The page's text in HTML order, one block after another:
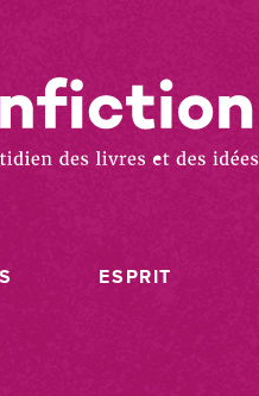
ESPRIT